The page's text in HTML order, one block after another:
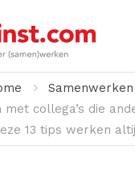
Samenwerken
collega’s die
13 tips werken